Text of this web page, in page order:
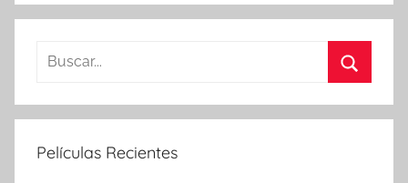
s
a
u
Películas Recientes